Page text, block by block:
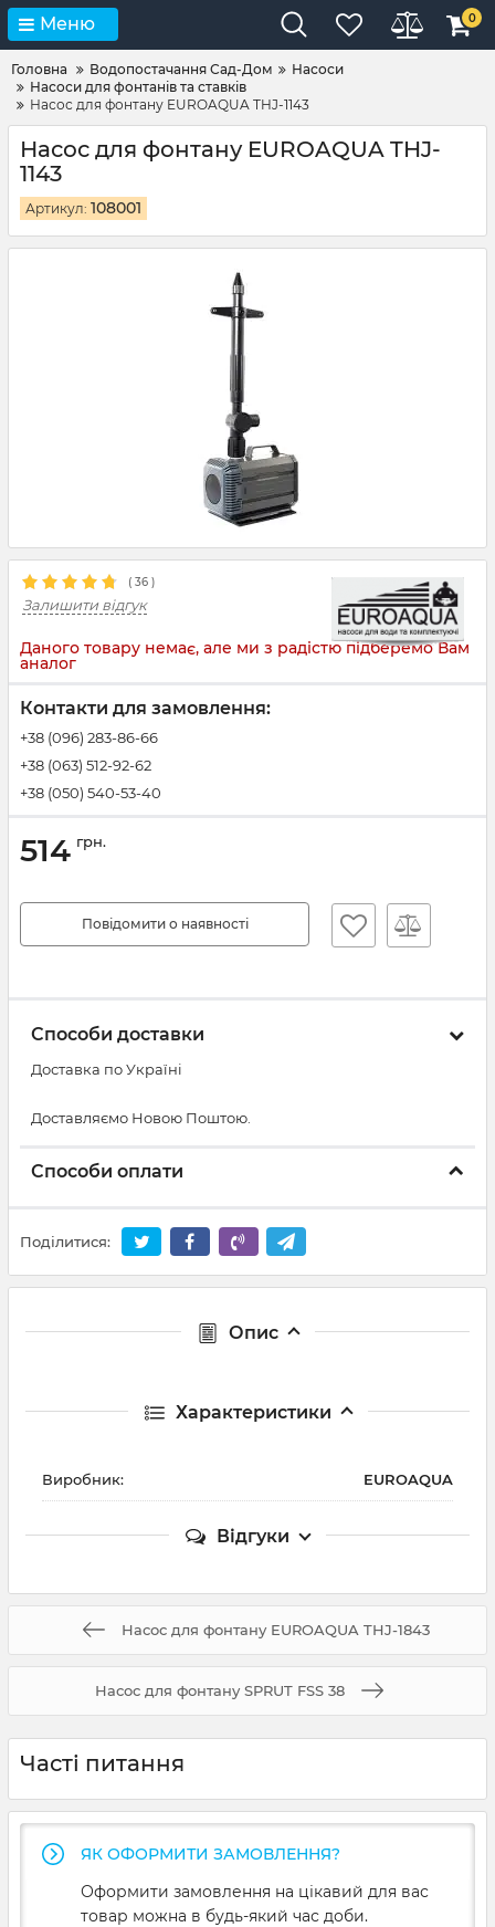
Меню 0
Головна Водопостачання Сад-Дом
Насоси
Насоси для фонтанів та ставків
Насос для фонтану EUROAQUA THJ-1143
Насос для фонтану EUROAQUA THJ-
1143
Артикул: 108001
( 36 )
Залишити відгук
Даного товару немає, але ми з радістю підберемо Вам
аналог
Контакти для замовлення:
+38 (096) 283-86-66
+38 (063) 512-92-62
+38 (050) 540-53-40
514 грн.
Повідомити о наявності
Способи доставки
Доставка по Україні
Доставляємо Новою Поштою.
Способи оплати
Поділитися:
Опис
Характеристики
Виробник: EUROAQUA
Відгуки
Насос для фонтану EUROAQUA THJ-1843
Насос для фонтану SPRUT FSS 38
Часті питання
ЯК ОФОРМИТИ ЗАМОВЛЕННЯ?
Оформити замовлення на цікавий для вас
товар можна в будь-який час доби.